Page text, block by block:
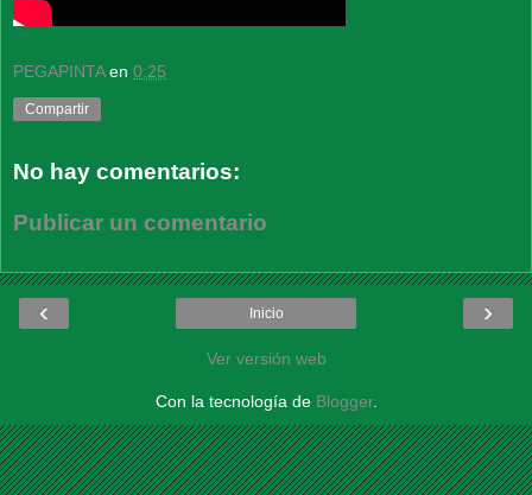
PEGAPINTA en 0:25
Compartir
No hay comentarios:
Publicar un comentario
‹ ›
Inicio
Ver versión web
Con la tecnología de Blogger.